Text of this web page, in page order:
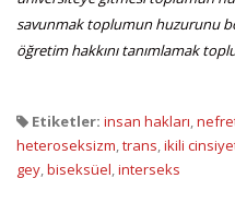
savunmak toplumun huzurunu
öğretim hakkını tanımlamak
Etiketler: insan hakları,
heteroseksizm,trans,ikili
gey,biseksüel,interseks